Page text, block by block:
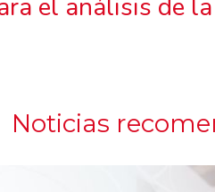
el análisis de
Noticias